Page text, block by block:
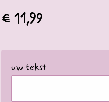
€ 11,99
uw tekst